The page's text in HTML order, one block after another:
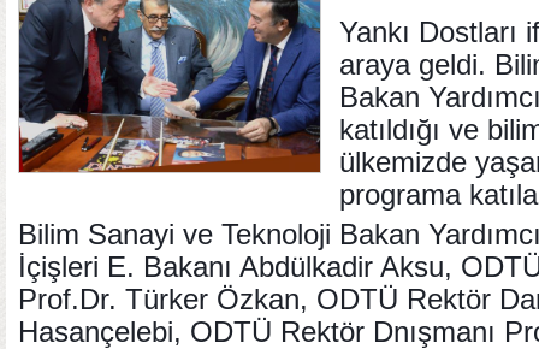
Yankı Dostları
araya geldi.
Bakan
katıldığı ve
ülkemizde
programa
Bilim Sanayi ve Teknoloji Bakan
İçişleri E. Bakanı Abdülkadir Aksu,
Prof.Dr. Türker Özkan, ODTÜ Rektör
Hasançelebi, ODTÜ Rektör Dnışmanı